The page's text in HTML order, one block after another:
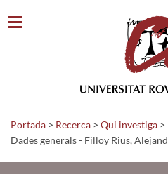
Portada > Recerca > Qui investiga >
Dades generals - Filloy Rius,